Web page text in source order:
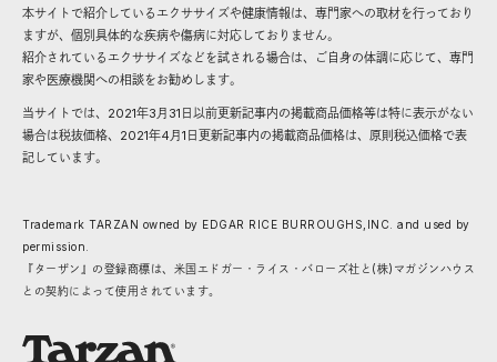
本サイトで紹介しているエクササイズや健康情報は、専門家への取材を行っており
ますが、個別具体的な疾病や傷病に対応しておりません。
紹介されているエクササイズなどを試される場合は、ご自身の体調に応じて、専門
家や医療機関への相談をお勧めします。
当サイトでは、2021年3月31日以前更新記事内の掲載商品価格等は特に表示がない
場合は税抜価格、2021年4月1日更新記事内の掲載商品価格は、原則税込価格で表
記しています。
Trademark TARZAN owned by EDGAR RICE BURROUGHS,INC. and used by
permission.
『ターザン』の登録商標は、米国エドガー・ライス・バローズ社と(株)マガジンハウス
との契約によって使用されています。